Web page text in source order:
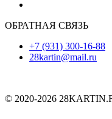
ОБРАТНАЯ СВЯЗЬ
+7 (931) 300-16-88
28kartin@mail.ru
© 2020-2026